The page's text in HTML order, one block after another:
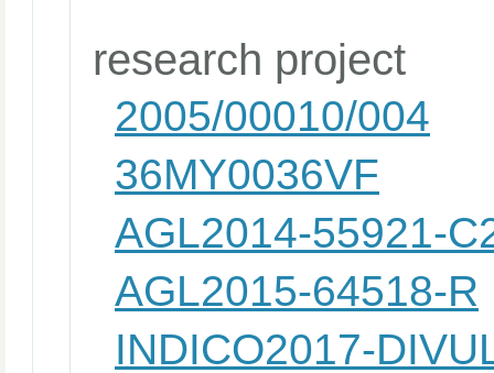
research project
2005/00010/004
36MY0036VF
AGL2014-55921-
AGL2015-64518-R
INDICO2017-